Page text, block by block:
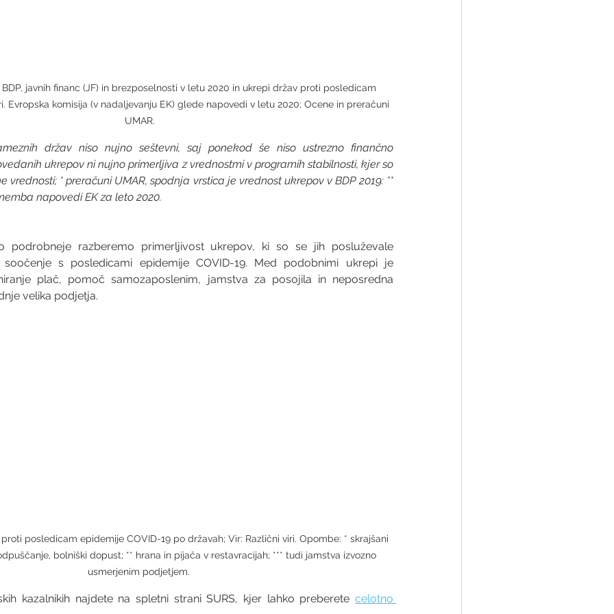
javnih financ (JF) in brezposelnosti v letu 2020 in ukrepi držav proti posledicam
Evropska komisija (v nadaljevanju EK) glede napovedi v letu 2020; Ocene in preračuni
UMAR.
držav niso nujno seštevni, saj ponekod še niso ustrezno finančno
ukrepov ni nujno primerljiva z vrednostmi v programih stabilnosti, kjer so
vrednosti; * preračuni UMAR, spodnja vrstica je vrednost ukrepov v BDP 2019: **
napovedi EK za leto 2020.
podrobneje razberemo primerljivost ukrepov, ki so se jih posluževale
s posledicami epidemije COVID-19. Med podobnimi ukrepi je
plač, pomoč samozaposlenim, jamstva za posojila in neposredna
velika podjetja.
posledicam epidemije COVID-19 po državah; Vir: Različni viri. Opombe: * skrajšani
bolniški dopust; ** hrana in pijača v restavracijah; *** tudi jamstva izvozno
usmerjenim podjetjem.
kazalnikih najdete na spletni strani SURS, kjer lahko preberete celotno